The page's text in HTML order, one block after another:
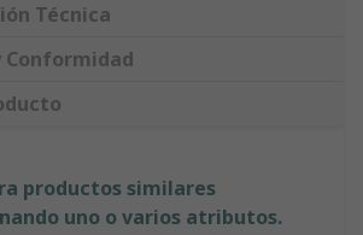
Técnica
Conformidad
productos similares
uno o varios atributos.